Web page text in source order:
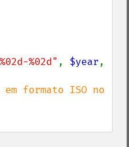
%02d" , $year
formato ISO no